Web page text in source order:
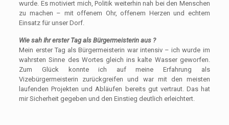
wurde. Es motiviert mich, Politik weiterhin nah bei den Menschen
zu machen – mit offenem Ohr, offenem Herzen und echtem
Einsatz für unser Dorf.
Wie sah Ihr erster Tag als Bürgermeisterin aus ?
Mein erster Tag als Bürgermeisterin war intensiv – ich wurde im
wahrsten Sinne des Wortes gleich ins kalte Wasser geworfen.
Zum Glück konnte ich auf meine Erfahrung als
Vizebürgermeisterin zurückgreifen und war mit den meisten
laufenden Projekten und Abläufen bereits gut vertraut. Das hat
mir Sicherheit gegeben und den Einstieg deutlich erleichtert.